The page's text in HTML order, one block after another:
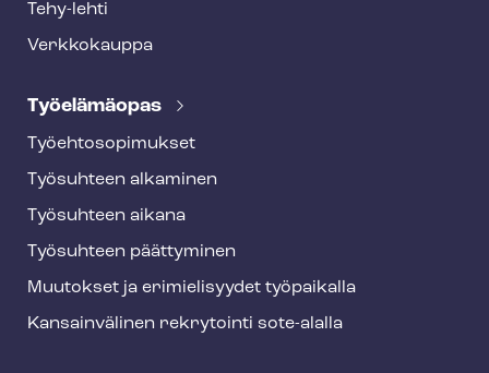
Tehy-lehti
Verkkokauppa
Työelämäopas
Työ­eh­to­so­pi­muk­set
Työsuhteen alkaminen
Työsuhteen aikana
Työsuhteen päättyminen
Muutokset ja erimielisyydet työpaikalla
Kansainvälinen rekrytointi sote-alalla